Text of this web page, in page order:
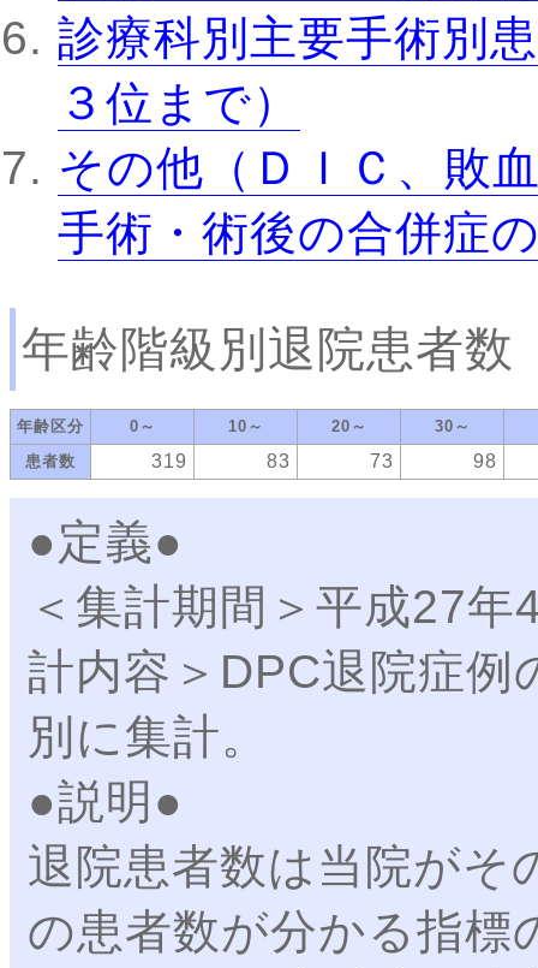
診療科別主要手術別
３位まで）
その他（ＤＩＣ、敗
手術・術後の合併症
年齢階級別退院患者数
年齢区分 0～ 10～ 20～ 30～
患者数
319 83 73 98
●定義●
＜集計期間＞平成27
計内容＞DPC退院症
別に集計。
●説明●
退院患者数は当院がそ
の患者数が分かる指標